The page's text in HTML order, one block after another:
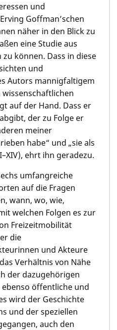
und
Goffman’schen
näher in den Blick zu
eine Studie aus
können. Dass in diese
und
Autors mannigfaltigem
auf der Hand. Dass er
der zu Folge er
meiner
habe“ und „sie als
ehrt ihn geradezu.
umfangreiche
auf die Fragen
wann, wo, wie,
welchen Folgen es zur
Freizeitmobilität
die
und Akteure
Verhältnis von Nähe
der dazugehörigen
öffentliche und
wird der Geschichte
und der speziellen
auch den